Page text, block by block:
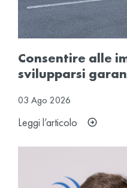
Consentire alle
svilupparsi
03 Ago 2026
Leggi l’articolo